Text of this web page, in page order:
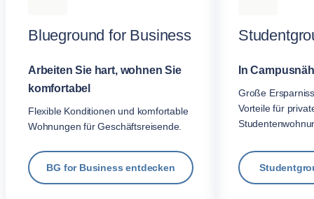
Blueground for Business
Arbeiten Sie hart, wohnen Sie
komfortabel
Flexible Konditionen und komfortable
Wohnungen für Geschäftsreisende.
BG for Business entdecken
In
Große
Vorteile für